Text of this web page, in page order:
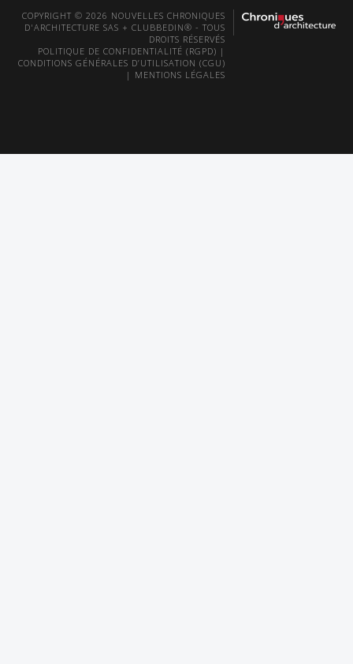
COPYRIGHT © 2026 NOUVELLES CHRONIQUES
D'ARCHITECTURE SAS + CLUBBEDIN® - TOUS
DROITS RÉSERVÉS
POLITIQUE DE CONFIDENTIALITÉ (RGPD) |
CONDITIONS GÉNÉRALES D’UTILISATION (CGU)
| MENTIONS LÉGALES